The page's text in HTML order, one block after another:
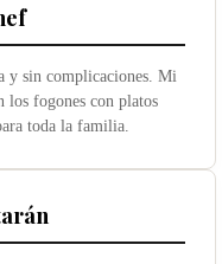
y sin complicaciones. Mi
fogones con platos
toda la familia.